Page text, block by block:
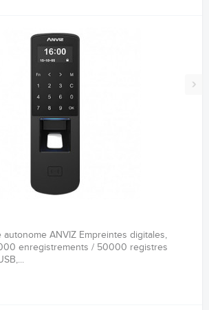
›
ANVIZ Empreintes digitales,
enregistrements / 50000 registres